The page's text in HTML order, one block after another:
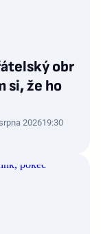
obr
si, že ho
202619:30